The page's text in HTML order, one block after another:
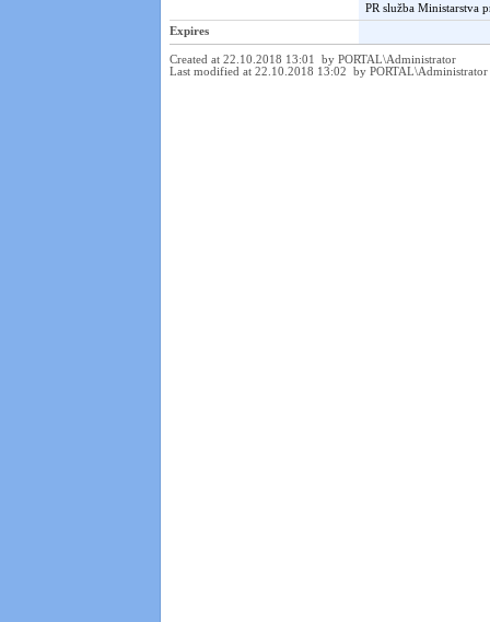
PR služba Ministarstva
Expires
Created at 22.10.2018 13:01 by PORTAL\Administrator
Last modified at 22.10.2018 13:02 by PORTAL\Administrator